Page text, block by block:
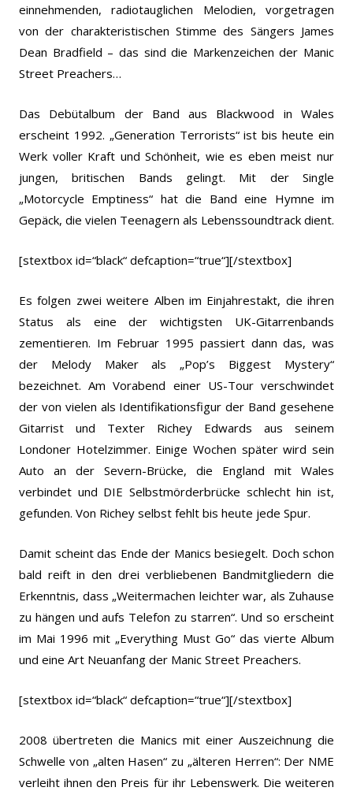
einnehmenden, radiotauglichen Melodien, vorgetragen
von der charakteristischen Stimme des Sängers James
Dean Bradfield – das sind die Markenzeichen der Manic
Street Preachers…
Das Debütalbum der Band aus Blackwood in Wales
erscheint 1992. „Generation Terrorists“ ist bis heute ein
Werk voller Kraft und Schönheit, wie es eben meist nur
jungen, britischen Bands gelingt. Mit der Single
„Motorcycle Emptiness“ hat die Band eine Hymne im
Gepäck, die vielen Teenagern als Lebenssoundtrack dient.
[stextbox id=“black“ defcaption=“true“][/stextbox]
Es folgen zwei weitere Alben im Einjahrestakt, die ihren
Status als eine der wichtigsten UK-Gitarrenbands
zementieren. Im Februar 1995 passiert dann das, was
der Melody Maker als „Pop’s Biggest Mystery“
bezeichnet. Am Vorabend einer US-Tour verschwindet
der von vielen als Identifikationsfigur der Band gesehene
Gitarrist und Texter Richey Edwards aus seinem
Londoner Hotelzimmer. Einige Wochen später wird sein
Auto an der Severn-Brücke, die England mit Wales
verbindet und DIE Selbstmörderbrücke schlecht hin ist,
gefunden. Von Richey selbst fehlt bis heute jede Spur.
Damit scheint das Ende der Manics besiegelt. Doch schon
bald reift in den drei verbliebenen Bandmitgliedern die
Erkenntnis, dass „Weitermachen leichter war, als Zuhause
zu hängen und aufs Telefon zu starren“. Und so erscheint
im Mai 1996 mit „Everything Must Go“ das vierte Album
und eine Art Neuanfang der Manic Street Preachers.
[stextbox id=“black“ defcaption=“true“][/stextbox]
2008 übertreten die Manics mit einer Auszeichnung die
Schwelle von „alten Hasen“ zu „älteren Herren“: Der NME
verleiht ihnen den Preis für ihr Lebenswerk. Die weiteren